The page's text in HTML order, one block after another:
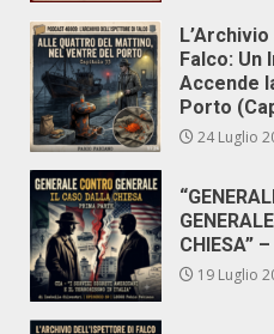
Falco: Un
Accende
Porto
24 Luglio
CHIESA”
19 Luglio